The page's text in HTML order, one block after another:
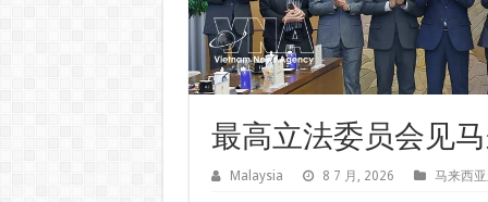
最高立法委员会见马
Malaysia 8 7 月, 2026 马来西